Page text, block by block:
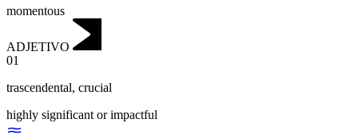
momentous
ADJETIVO
01
trascendental, crucial
highly significant or impactful